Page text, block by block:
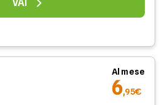
VAI
Al mese
6,95€